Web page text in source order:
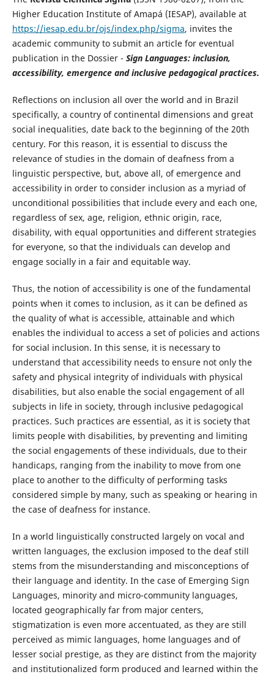
Higher Education Institute of Amapá (IESAP), available at
https://iesap.edu.br/ojs/index.php/sigma, invites the
academic community to submit an article for eventual
publication in the Dossier - Sign Languages: inclusion,
accessibility, emergence and inclusive pedagogical practices.
Reflections on inclusion all over the world and in Brazil
specifically, a country of continental dimensions and great
social inequalities, date back to the beginning of the 20th
century. For this reason, it is essential to discuss the
relevance of studies in the domain of deafness from a
linguistic perspective, but, above all, of emergence and
accessibility in order to consider inclusion as a myriad of
unconditional possibilities that include every and each one,
regardless of sex, age, religion, ethnic origin, race,
disability, with equal opportunities and different strategies
for everyone, so that the individuals can develop and
engage socially in a fair and equitable way.
Thus, the notion of accessibility is one of the fundamental
points when it comes to inclusion, as it can be defined as
the quality of what is accessible, attainable and which
enables the individual to access a set of policies and actions
for social inclusion. In this sense, it is necessary to
understand that accessibility needs to ensure not only the
safety and physical integrity of individuals with physical
disabilities, but also enable the social engagement of all
subjects in life in society, through inclusive pedagogical
practices. Such practices are essential, as it is society that
limits people with disabilities, by preventing and limiting
the social engagements of these individuals, due to their
handicaps, ranging from the inability to move from one
place to another to the difficulty of performing tasks
considered simple by many, such as speaking or hearing in
the case of deafness for instance.
In a world linguistically constructed largely on vocal and
written languages, the exclusion imposed to the deaf still
stems from the misunderstanding and misconceptions of
their language and identity. In the case of Emerging Sign
Languages, minority and micro-community languages,
located geographically far from major centers,
stigmatization is even more accentuated, as they are still
perceived as mimic languages, home languages and of
lesser social prestige, as they are distinct from the majority
and institutionalized form produced and learned within the